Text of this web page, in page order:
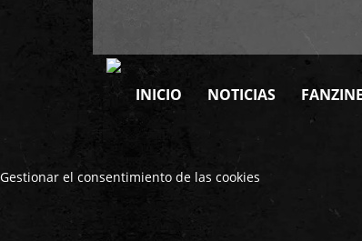
INICIO NOTICIAS FANZINE
Gestionar el consentimiento de las cookies